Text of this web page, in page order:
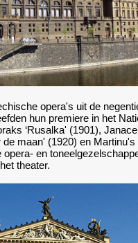
opera's uit de
hun premiere in het
‘Rusalka' (1901),
maan' (1920) en Martinu's
opera- en
theater.